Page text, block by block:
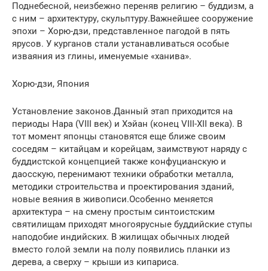
Поднебесной, неизбежно переняв религию – буддизм, а
с ним – архитектуру, скульптуру.Важнейшее сооружение
эпохи – Хорю-дзи, представленное пагодой в пять
ярусов. У курганов стали устанавливаться особые
изваяния из глины, именуемые «ханива».
Хорю-дзи, Япония
Установление законов.Данный этап приходится на
периоды Нара (VIII век) и Хэйан (конец VIII-XII века). В
тот момент японцы становятся еще ближе своим
соседям – китайцам и корейцам, заимствуют наряду с
буддистской концепцией также конфуцианскую и
даосскую, перенимают техники обработки металла,
методики строительства и проектирования зданий,
новые веяния в живописи.Особенно меняется
архитектура – на смену простым синтоистским
святилищам приходят многоярусные буддийские ступы
наподобие индийских. В жилищах обычных людей
вместо голой земли на полу появились планки из
дерева, а сверху – крыши из кипариса.